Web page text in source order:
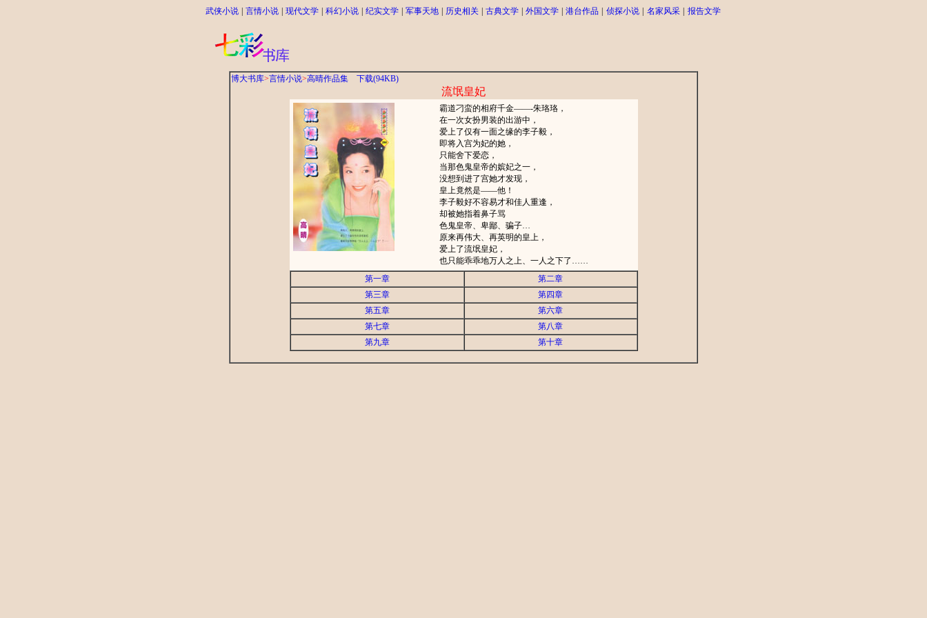
武侠小说 言情小说 现代文学 科幻小说 纪实文学 军事天地 历史相关 古典文学 外国文学 港台作品 侦探小说 名家风采 报告文学
博大书库>言情小说>高晴作品集 下载(94KB)
流氓皇妃
霸道刁蛮的相府千金——-朱珞珞，
在一次女扮男装的出游中，
爱上了仅有一面之缘的李子毅，
即将入宫为妃的她，
只能舍下爱恋，
当那色鬼皇帝的嫔妃之一，
没想到进了宫她才发现，
皇上竟然是——他！
李子毅好不容易才和佳人重逢，
却被她指着鼻子骂
色鬼皇帝、卑鄙、骗子…
原来再伟大、再英明的皇上，
爱上了流氓皇妃，
也只能乖乖地万人之上、一人之下了……
第一章
第二章
第三章
第四章
第五章
第六章
第七章
第八章
第九章
第十章